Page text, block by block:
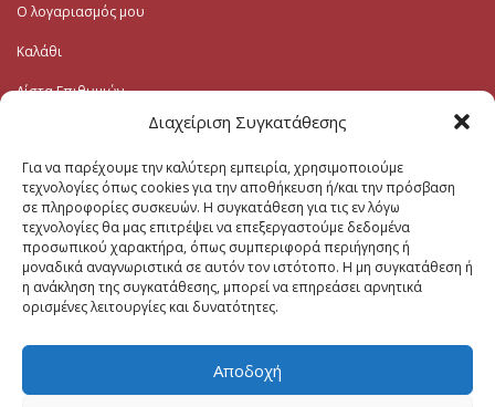
Διαχείριση Συγκατάθεσης
Για να παρέχουμε την καλύτερη εμπειρία, χρησιμοποιούμε
τεχνολογίες όπως cookies για την αποθήκευση ή/και την πρόσβαση
σε πληροφορίες συσκευών. Η συγκατάθεση για τις εν λόγω
τεχνολογίες θα μας επιτρέψει να επεξεργαστούμε δεδομένα
προσωπικού χαρακτήρα, όπως συμπεριφορά περιήγησης ή
μοναδικά αναγνωριστικά σε αυτόν τον ιστότοπο. Η μη συγκατάθεση ή
η ανάκληση της συγκατάθεσης, μπορεί να επηρεάσει αρνητικά
ορισμένες λειτουργίες και δυνατότητες.
Αποδοχή
Ο λογαριασμός μου
Καλάθι
Λίστα Επιθυμιών
Εγγραφή στο Ενημερωτικό
Το Email σας (υποχρεωτικο)
Μηνυμα